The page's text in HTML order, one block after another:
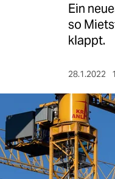
Ein
so
klappt.
28.1.2022